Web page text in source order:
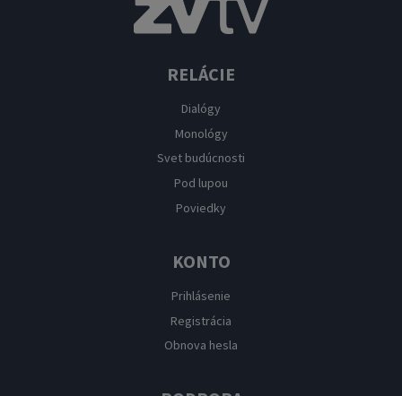
RELÁCIE
Dialógy
Monológy
Svet budúcnosti
Pod lupou
Poviedky
KONTO
Prihlásenie
Registrácia
Obnova hesla